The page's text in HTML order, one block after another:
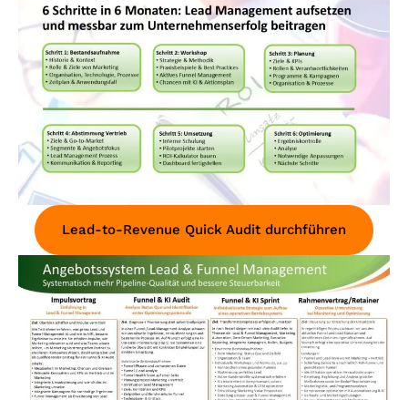
Lead-to-Revenue Quick Audit durchführen